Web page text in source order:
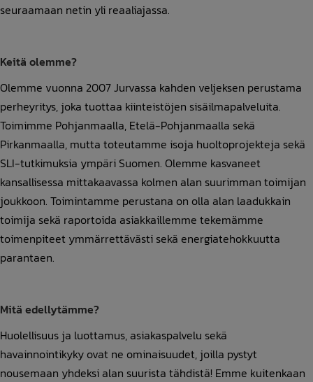
seuraamaan netin yli reaaliajassa.
Keitä olemme?
Olemme vuonna 2007 Jurvassa kahden veljeksen perustama
perheyritys, joka tuottaa kiinteistöjen sisäilmapalveluita.
Toimimme Pohjanmaalla, Etelä-Pohjanmaalla sekä
Pirkanmaalla, mutta toteutamme isoja huoltoprojekteja sekä
SLI-tutkimuksia ympäri Suomen. Olemme kasvaneet
kansallisessa mittakaavassa kolmen alan suurimman toimijan
joukkoon. Toimintamme perustana on olla alan laadukkain
toimija sekä raportoida asiakkaillemme tekemämme
toimenpiteet ymmärrettävästi sekä energiatehokkuutta
parantaen.
Mitä edellytämme?
Huolellisuus ja luottamus, asiakaspalvelu sekä
havainnointikyky ovat ne ominaisuudet, joilla pystyt
nousemaan yhdeksi alan suurista tähdistä! Emme kuitenkaan